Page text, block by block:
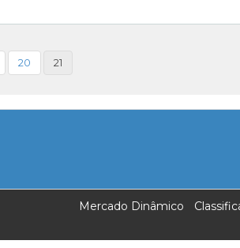
20 21
Mercado Dinâmico